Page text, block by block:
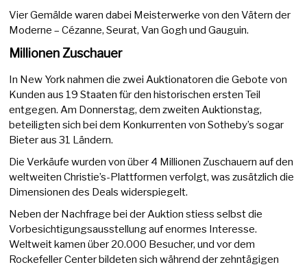
Vier Gemälde waren dabei Meisterwerke von den Vätern der
Moderne – Cézanne, Seurat, Van Gogh und Gauguin.
Millionen Zuschauer
In New York nahmen die zwei Auktionatoren die Gebote von
Kunden aus 19 Staaten für den historischen ersten Teil
entgegen. Am Donnerstag, dem zweiten Auktionstag,
beteiligten sich bei dem Konkurrenten von Sotheby’s sogar
Bieter aus 31 Ländern.
Die Verkäufe wurden von über 4 Millionen Zuschauern auf den
weltweiten Christie’s-Plattformen verfolgt, was zusätzlich die
Dimensionen des Deals widerspiegelt.
Neben der Nachfrage bei der Auktion stiess selbst die
Vorbesichtigungsausstellung auf enormes Interesse.
Weltweit kamen über 20.000 Besucher, und vor dem
Rockefeller Center bildeten sich während der zehntägigen